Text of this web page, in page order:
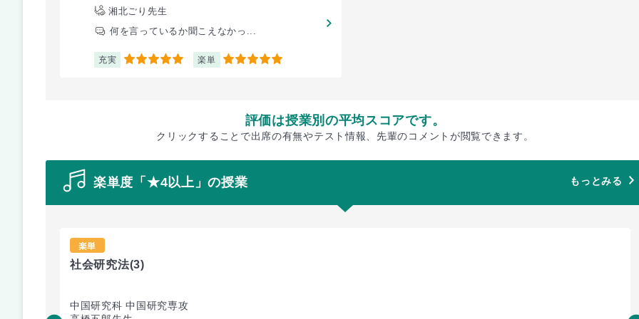
湘北ごり先生
何を言っているか聞こえなかっ...
充実 5 楽単 5
評価は授業別の平均スコアです。
クリックすることで出席の有無やテスト情報、先輩のコメントが閲覧できます。
楽単度「★4以上」の授業 もっとみる
楽単
社会研究法(3)
中国研究科 中国研究専攻